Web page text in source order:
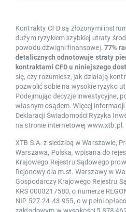
Kontrakty CFD są złożonymi
dużym ryzykiem szybkiej utraty
powodu dźwigni finansowej. 77%
detalicznych odnotowuje straty
kontraktami CFD u niniejszego
się, czy rozumiesz, jak działają
pozwolić sobie na wysokie ryzyko
Podejmując decyzje inwestycyjne,
własnym osądem. Więcej
Deklaracji Świadomości Ryzyka
na stronie internetowej www.xtb.pl.
XTB S.A. z siedzibą w Warszawie,
Warszawa, Polska, wpisana do
Krajowego Rejestru Sądowego
Rejonowy dla m.st. Warszawy w
Gospodarczy Krajowego Rejestru
KRS 0000217580, o numerze
NIP 527-24-43-955, o w pełni